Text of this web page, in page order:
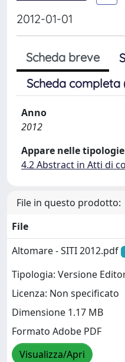
2012-01-01
Scheda breve
Scheda completa
Anno
2012
Appare nelle
4.2 Abstract in Atti di
File in questo prodotto:
File
Altomare - SITI 2012.pdf
Tipologia: Versione
Licenza: Non specificato
Dimensione 1.17 MB
Formato Adobe PDF
Visualizza/Apri